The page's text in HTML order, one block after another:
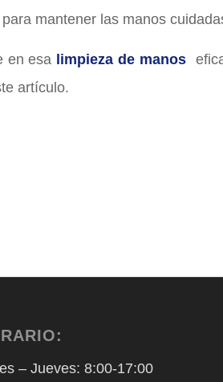
mantener las manos
en esa limpieza de manos
artículo.
– Jueves: 8:00-17:00